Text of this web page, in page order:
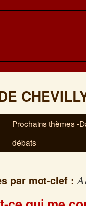
Prochains thèmes -
débats
par mot-clef :